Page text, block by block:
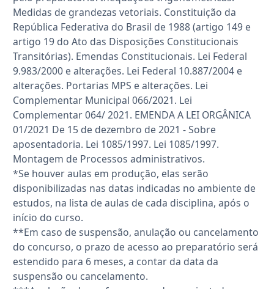
Medidas de grandezas vetoriais. Constituição da
República Federativa do Brasil de 1988 (artigo 149 e
artigo 19 do Ato das Disposições Constitucionais
Transitórias). Emendas Constitucionais. Lei Federal
9.983/2000 e alterações. Lei Federal 10.887/2004 e
alterações. Portarias MPS e alterações. Lei
Complementar Municipal 066/2021. Lei
Complementar 064/ 2021. EMENDA A LEI ORGÂNICA
01/2021 De 15 de dezembro de 2021 - Sobre
aposentadoria. Lei 1085/1997. Lei 1085/1997.
Montagem de Processos administrativos.
*Se houver aulas em produção, elas serão
disponibilizadas nas datas indicadas no ambiente de
estudos, na lista de aulas de cada disciplina, após o
início do curso.
**Em caso de suspensão, anulação ou cancelamento
do concurso, o prazo de acesso ao preparatório será
estendido para 6 meses, a contar da data da
suspensão ou cancelamento.